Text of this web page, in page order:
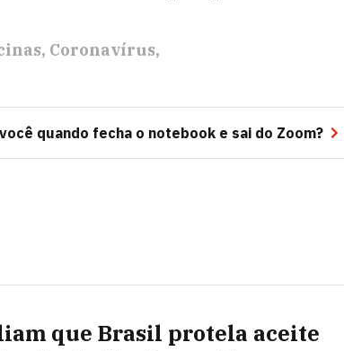
Coronavírus
quando fecha o notebook e sai do Zoom?
que Brasil protela aceite